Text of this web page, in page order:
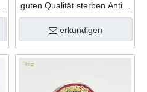
guten Qualität sterben Antik-
Goldmetallsport-
Gedenkkarnevals-Abzeichen
erkundigen